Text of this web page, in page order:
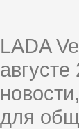
LADA
для